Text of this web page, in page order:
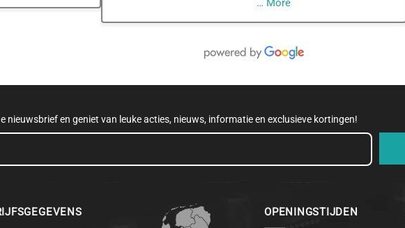
… More
nieuwsbrief en geniet van leuke acties, nieuws, informatie en exclusieve kortingen!
OPENINGSTIJDEN